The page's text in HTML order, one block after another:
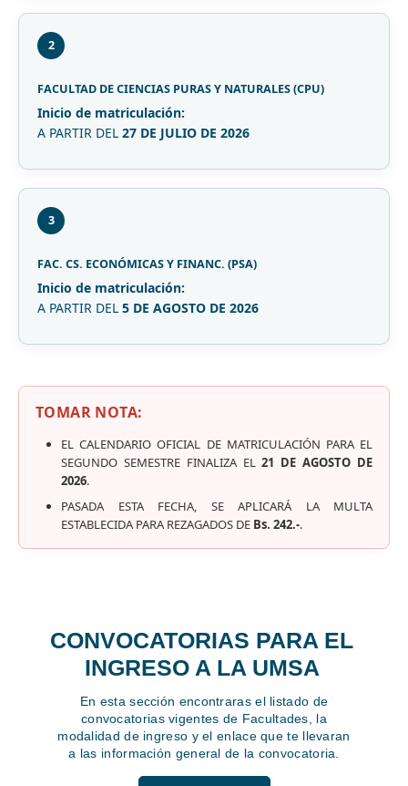
2
FACULTAD DE CIENCIAS PURAS Y NATURALES (CPU)
Inicio de matriculación:
A PARTIR DEL 27 DE JULIO DE 2026
3
FAC. CS. ECONÓMICAS Y FINANC. (PSA)
Inicio de matriculación:
A PARTIR DEL 5 DE AGOSTO DE 2026
TOMAR NOTA:
EL CALENDARIO OFICIAL DE MATRICULACIÓN PARA EL
SEGUNDO SEMESTRE FINALIZA EL21 DE AGOSTO DE
2026.
PASADA ESTA FECHA, SE APLICARÁ LA MULTA
ESTABLECIDA PARA REZAGADOS DE Bs. 242.-.
CONVOCATORIAS PARA EL
INGRESO A LA UMSA
En esta sección encontraras el listado de
convocatorias vigentes de Facultades, la
modalidad de ingreso y el enlace que te llevaran
a las información general de la convocatoria.